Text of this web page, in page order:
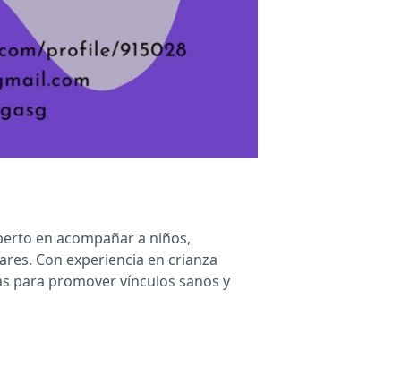
en acompañar a niños,
Con experiencia en crianza
para promover vínculos sanos y